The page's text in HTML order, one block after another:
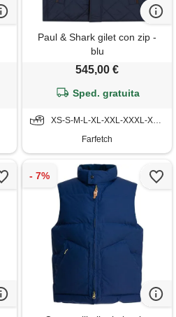
Paul & Shark gilet con zip -
blu
545,00 €
Sped. gratuita
XS-S-M-L-XL-XXL-XXXL-XXXXL-5XL
Farfetch